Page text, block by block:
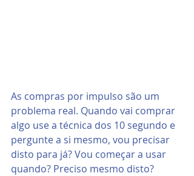
As compras por impulso são um
problema real. Quando vai comprar
algo use a técnica dos 10 segundo e
pergunte a si mesmo, vou precisar
disto para já? Vou começar a usar
quando? Preciso mesmo disto?